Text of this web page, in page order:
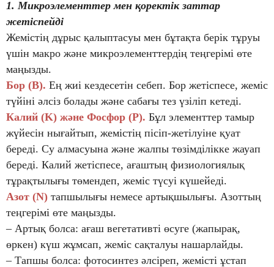
1. Микроэлементтер мен қоректік заттар
жетіспейді
Жемістің дұрыс қалыптасуы мен бұтақта берік тұруы
үшін макро және микроэлементтердің теңгерімі өте
маңызды.
Бор (B). Ең жиі кездесетін себеп. Бор жетіспесе, жеміс
түйіні әлсіз болады және сабағы тез үзіліп кетеді.
Калий (K) және Фосфор (P). Бұл элементтер тамыр
жүйесін нығайтып, жемістің пісіп-жетілуіне қуат
береді. Су алмасуына және жалпы төзімділікке жауап
береді. Калий жетіспесе, ағаштың физиологиялық
тұрақтылығы төмендеп, жеміс түсуі күшейеді.
Азот (N) тапшылығы немесе артықшылығы. Азоттың
теңгерімі өте маңызды.
– Артық болса: ағаш вегетативті өсуге (жапырақ,
өркен) күш жұмсап, жеміс сақталуы нашарлайды.
– Тапшы болса: фотосинтез әлсіреп, жемісті ұстап